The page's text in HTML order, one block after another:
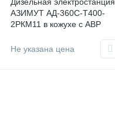
АЗИМУТ АД-360С-Т400-
2РКМ11 в кожухе с АВР
Не указана цена